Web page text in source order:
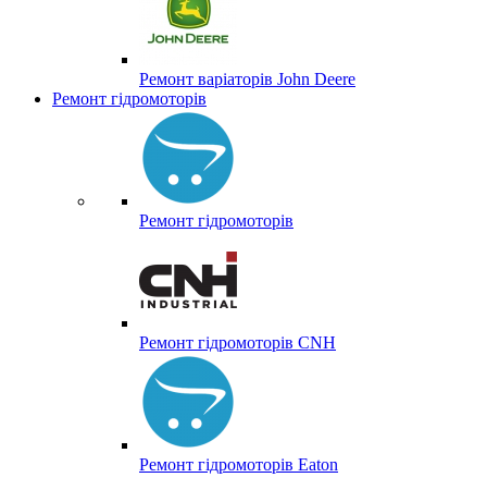
Ремонт варіаторів John Deere
Ремонт гідромоторів
Ремонт гідромоторів
Ремонт гідромоторів CNH
Ремонт гідромоторів Eaton